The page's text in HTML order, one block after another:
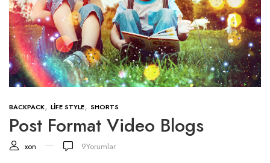
BACKPACK, LIFE STYLE, SHORTS
Post Format Video Blogs
xon 9Yorumlar